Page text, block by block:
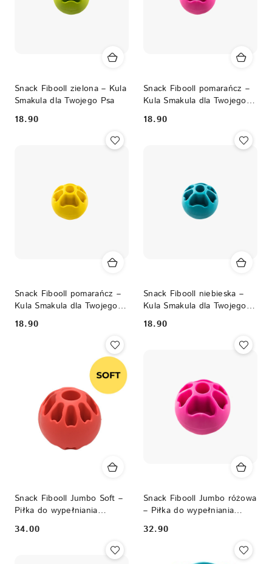
Snack Fibooll zielona – Kula
Smakula dla Twojego Psa
Cena:
18.90
Snack Fibooll pomarańcz –
Kula Smakula dla Twojego
Psa
Cena:
18.90
Snack Fibooll pomarańcz –
Kula Smakula dla Twojego
Psa
Cena:
18.90
Snack Fibooll niebieska –
Kula Smakula dla Twojego
Psa
Cena:
18.90
Snack Fibooll Jumbo Soft –
Piłka do wypełniania
smakołykami
Cena:
34.00
Snack Fibooll Jumbo różowa
– Piłka do wypełniania
smakołykami
Cena:
32.90